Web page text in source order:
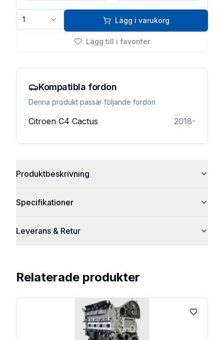
1 Lägg i varukorg
Lägg till i favoriter
Kompatibla fordon
Denna produkt passar följande fordon
Citroen C4 Cactus 2018-
Produktbeskrivning
Specifikationer
Leverans & Retur
Relaterade produkter
Lägg till